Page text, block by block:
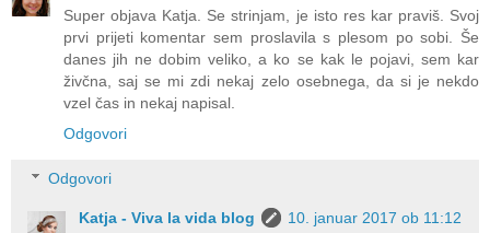
Super objava Katja. Se strinjam, je isto res kar praviš. Svoj
prvi prijeti komentar sem proslavila s plesom po sobi. Še
danes jih ne dobim veliko, a ko se kak le pojavi, sem kar
živčna, saj se mi zdi nekaj zelo osebnega, da si je nekdo
vzel čas in nekaj napisal.
Odgovori
Odgovori
Katja - Viva la vida blog 10. januar 2017 ob 11:12